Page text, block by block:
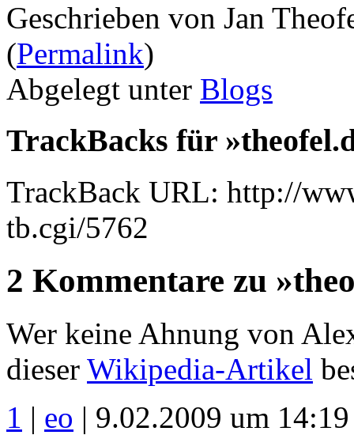
Geschrieben von Jan
(Permalink)
Abgelegt unter Blogs
TrackBacks für
TrackBack URL: http://
tb.cgi/5762
2 Kommentare zu
Wer keine Ahnung von
dieser Wikipedia-Artikel
1 | eo | 9.02.2009 um 14:19